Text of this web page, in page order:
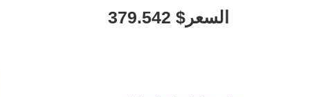
السعر 379.542 $